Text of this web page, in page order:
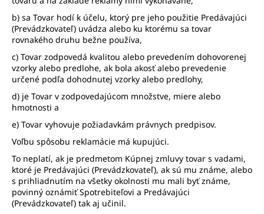
b) sa Tovar hodí k účelu, ktorý pre jeho použitie Predávajúci
(Prevádzkovateľ) uvádza alebo ku ktorému sa tovar
rovnakého druhu bežne používa,
c) Tovar zodpovedá kvalitou alebo prevedením dohovorenej
vzorky alebo predlohe, ak bola akosť alebo prevedenie
určené podľa dohodnutej vzorky alebo predlohy,
d) je Tovar v zodpovedajúcom množstve, miere alebo
hmotnosti a
e) Tovar vyhovuje požiadavkám právnych predpisov.
Voľbu spôsobu reklamácie má kupujúci.
To neplatí, ak je predmetom Kúpnej zmluvy tovar s vadami,
ktoré je Predávajúci (Prevádzkovateľ), ak sú mu známe, alebo
s prihliadnutím na všetky okolnosti mu mali byť známe,
povinný oznámiť Spotrebiteľovi a Predávajúci
(Prevádzkovateľ) tak aj učinil.